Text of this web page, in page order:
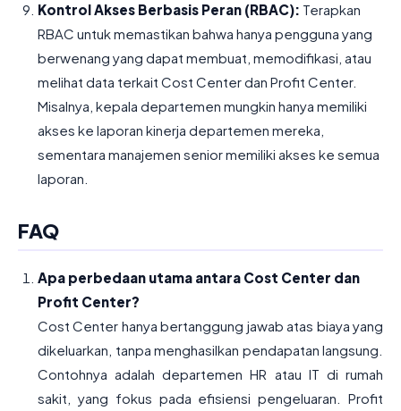
Kontrol Akses Berbasis Peran (RBAC): Terapkan
RBAC untuk memastikan bahwa hanya pengguna yang
berwenang yang dapat membuat, memodifikasi, atau
melihat data terkait Cost Center dan Profit Center.
Misalnya, kepala departemen mungkin hanya memiliki
akses ke laporan kinerja departemen mereka,
sementara manajemen senior memiliki akses ke semua
laporan.
FAQ
Apa perbedaan utama antara Cost Center dan
Profit Center?
Cost Center hanya bertanggung jawab atas biaya yang
dikeluarkan, tanpa menghasilkan pendapatan langsung.
Contohnya adalah departemen HR atau IT di rumah
sakit, yang fokus pada efisiensi pengeluaran. Profit